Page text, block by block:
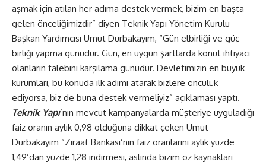
aşmak için atılan her adıma destek vermek, bizim en başta
gelen önceliğimizdir” diyen Teknik Yapı Yönetim Kurulu
Başkan Yardımcısı Umut Durbakayım, “Gün elbirliği ve güç
birliği yapma günüdür. Gün, en uygun şartlarda konut ihtiyacı
olanların talebini karşılama günüdür. Devletimizin en büyük
kurumları, bu konuda ilk adımı atarak bizlere öncülük
ediyorsa, biz de buna destek vermeliyiz” açıklaması yaptı.
Teknik Yapı’nın mevcut kampanyalarda müşteriye uyguladığı
faiz oranın aylık 0,98 olduğuna dikkat çeken Umut
Durbakayım “Ziraat Bankası’nın faiz oranlarını aylık yüzde
1,49’dan yüzde 1,28 indirmesi, aslında bizim öz kaynakları